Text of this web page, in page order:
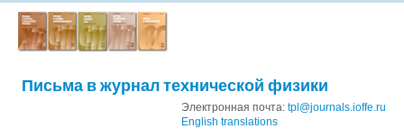
Письма в журнал технической физики
Электронная почта: tpl@journals.ioffe.ru
English translations